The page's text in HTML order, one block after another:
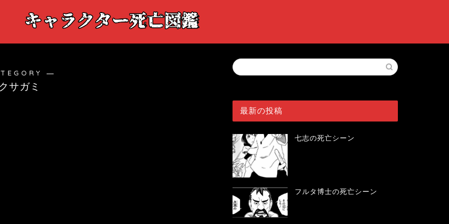
―
サガミ
最新の投稿
七志の死亡シーン
フルタ博士の死亡シーン